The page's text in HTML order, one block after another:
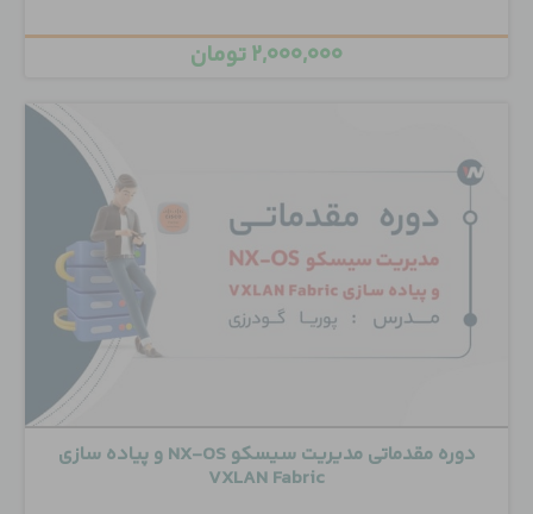
۲,۰۰۰,۰۰۰تومان
دوره مقدماتی مدیریت سیسکو NX-OS و پیاده سازی
VXLAN Fabric